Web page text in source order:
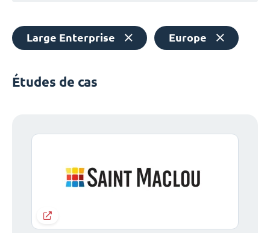
Large Enterprise Europe
Études de cas